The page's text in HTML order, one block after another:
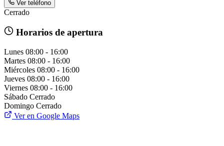
Ver teléfono
Cerrado
Horarios de apertura
Lunes 08:00 - 16:00
Martes 08:00 - 16:00
Miércoles 08:00 - 16:00
Jueves 08:00 - 16:00
Viernes 08:00 - 16:00
Sábado Cerrado
Domingo Cerrado
Ver en Google Maps